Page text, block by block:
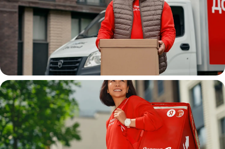
Водитель
грузовой машины